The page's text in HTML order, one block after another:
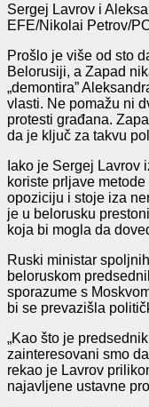
Sergej Lavrov i
EFE/Nikolai Petrov/
Prošlo je više od sto
Belorusiji, a Zapad
„demontira”
vlasti. Ne pomažu ni
protesti građana.
da je ključ za takvu
Iako je Sergej Lavrov
koriste prljave
opoziciju i stoje iza
je u belorusku
koja bi mogla da
Ruski ministar
beloruskom
sporazume s
bi se prevazišla
„Kao što je
zainteresovani smo
rekao je Lavrov
najavljene ustavne